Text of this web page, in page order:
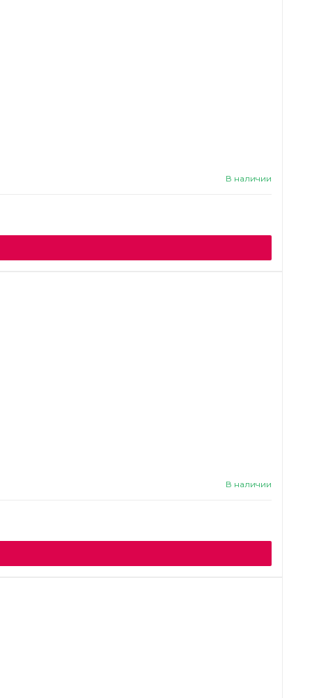
В наличии
В наличии